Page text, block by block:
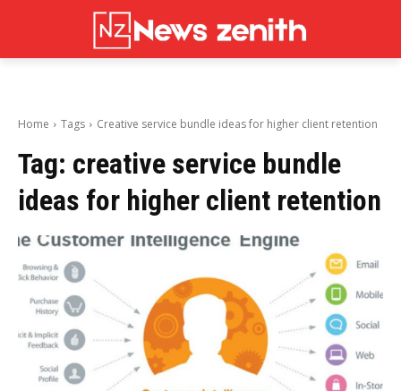
Home Tags Creative service bundle ideas for higher client retention
Tag: creative service bundle
ideas for higher client retention